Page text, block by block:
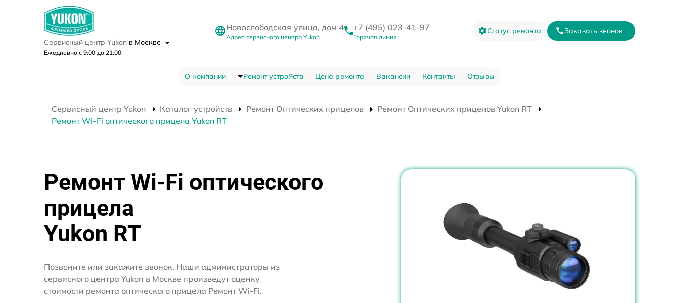
Сервисный центр Yukon в Москве
Ежедневно с 9:00 до 21:00
Новослободская улица, дом 4
Адрес сервисного центра Yukon
+7 (495) 023-41-97
Горячая линия
Статус ремонта Заказать звонок
О компании Ремонт устройств Цена ремонта Вакансии Контакты Отзывы
Сервисный центр Yukon Каталог устройств Ремонт Оптических прицелов
Ремонт Оптических прицелов Yukon RT
Ремонт Wi-Fi оптического прицела Yukon RT
Ремонт Wi-Fi оптического
прицела
Yukon RT
Позвоните или закажите звонок. Наши администраторы из
сервисного центра Yukon в Москве произведут оценку
стоимости ремонта оптического прицела Ремонт Wi-Fi.